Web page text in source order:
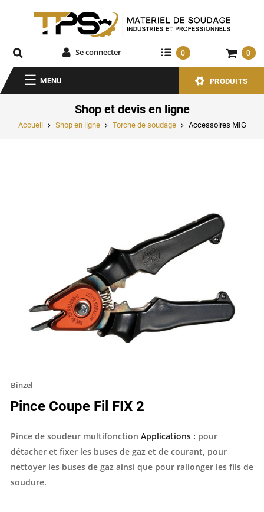
Se connecter 0 0
MENU PRODUITS
Shop et devis en ligne
Accueil Shop en ligne Torche de soudage Accessoires MIG
Binzel
Pince Coupe Fil FIX 2
Pince de soudeur multifonction Applications : pour
détacher et fixer les buses de gaz et de courant, pour
nettoyer les buses de gaz ainsi que pour rallonger les fils de
soudure.